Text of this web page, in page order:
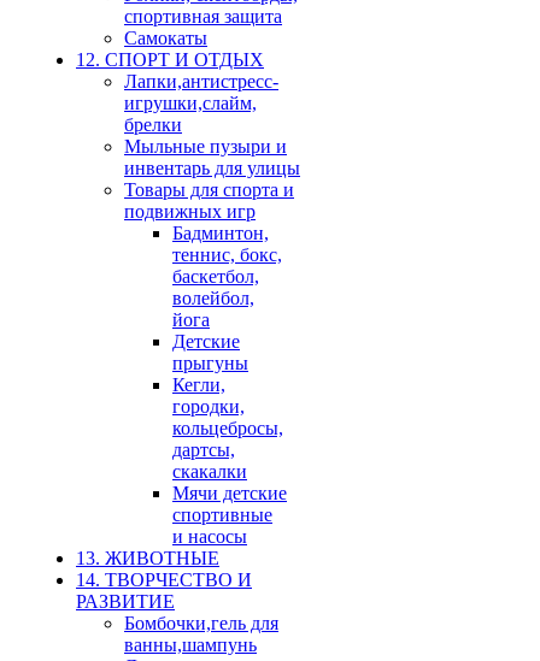
спортивная защита
Самокаты
12. СПОРТ И ОТДЫХ
Лапки,антистресс-
игрушки,слайм,
брелки
Мыльные пузыри и
инвентарь для улицы
Товары для спорта и
подвижных игр
Бадминтон,
теннис, бокс,
баскетбол,
волейбол,
йога
Детские
прыгуны
Кегли,
городки,
кольцебросы,
дартсы,
скакалки
Мячи детские
спортивные
и насосы
13. ЖИВОТНЫЕ
14. ТВОРЧЕСТВО И
РАЗВИТИЕ
Бомбочки,гель для
ванны,шампунь